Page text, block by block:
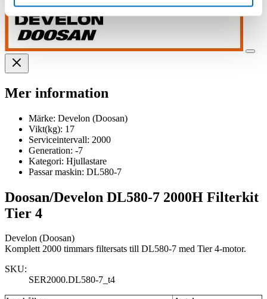
Mer information
Märke: Develon (Doosan)
Vikt(kg): 17
Serviceintervall: 2000
Generation: -7
Kategori: Hjullastare
Passar maskin: DL580-7
Doosan/Develon DL580-7 2000H Filterkit
Tier 4
Develon (Doosan)
Komplett 2000 timmars filtersats till DL580-7 med Tier 4-motor.
SKU:
SER2000.DL580-7_t4